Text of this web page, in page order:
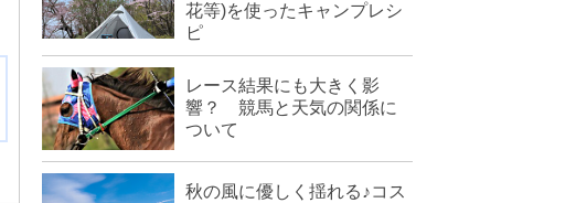
花等)を使ったキャンプレシ
ピ
レース結果にも大きく影
響？ 競馬と天気の関係に
ついて
秋の風に優しく揺れる♪コス